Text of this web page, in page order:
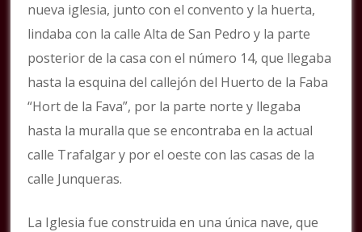
nueva iglesia, junto con el convento y la huerta,
lindaba con la calle Alta de San Pedro y la parte
posterior de la casa con el número 14, que llegaba
hasta la esquina del callejón del Huerto de la Faba
“Hort de la Fava”, por la parte norte y llegaba
hasta la muralla que se encontraba en la actual
calle Trafalgar y por el oeste con las casas de la
calle Junqueras.
La Iglesia fue construida en una única nave, que